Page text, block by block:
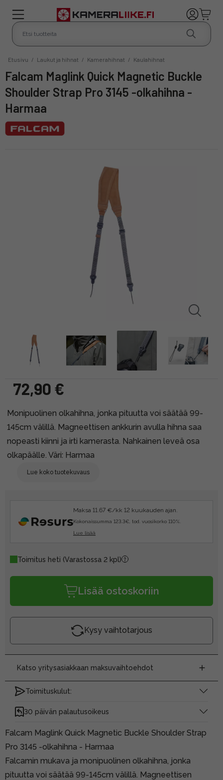
Etusivu / Laukut ja hihnat / Kamerahihnat / Kaulahihnat
Falcam Maglink Quick Magnetic Buckle
Shoulder Strap Pro 3145 -olkahihna -
Harmaa
72,90 €
Monipuolinen olkahihna, jonka pituutta voi säätää 99-
145cm välillä. Magneettisen ankkurin avulla hihna saa
nopeasti kiinni ja irti kamerasta. Nahkainen leveä osa
olkapäälle. Väri: Harmaa
Lue koko tuotekuvaus
Maksa 11.67 €/kk 12 kuukauden ajan.
Kokonaissumma 123.3€, tod. vuosikorko 110%.
Lue lisää
Toimitus heti (Varastossa 2 kpl)
Lisää ostoskoriin
Kysy vaihtotarjous
Katso yritysasiakkaan maksuvaihtoehdot
Toimituskulut:
30 päivän palautusoikeus
Falcam Maglink Quick Magnetic Buckle Shoulder Strap
Pro 3145 -olkahihna - Harmaa
Falcamin mukava ja monipuolinen olkahihna, jonka
pituutta voi säätää 99-145cm välillä. Magneettisen